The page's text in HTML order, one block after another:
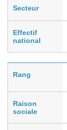
Secteur
Effectif
national
Rang
Raison
sociale